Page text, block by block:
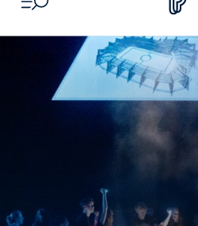
OUVRIR LE MENU